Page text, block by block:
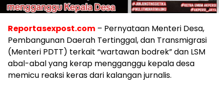
Reportasexpost.com – Pernyataan Menteri Desa,
Pembangunan Daerah Tertinggal, dan Transmigrasi
(Menteri PDTT) terkait “wartawan bodrek” dan LSM
abal-abal yang kerap mengganggu kepala desa
memicu reaksi keras dari kalangan jurnalis.